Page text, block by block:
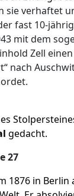
sie verhaftet
fast 10-
mit dem
Zell
nach
gedacht.
27
1876 in Berlin